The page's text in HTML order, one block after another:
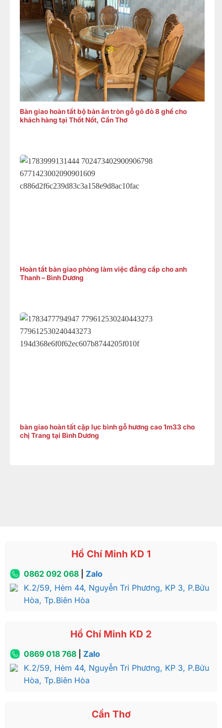
Bàn giao hoàn tất bộ bàn ăn tròn gỗ gõ đỏ 8 ghế cho
khách hàng tại Thốt Nốt, Cần Thơ
Hoàn tất bàn giao phòng làm việc đẳng cấp cho anh
Thanh – Bình Dương
bàn giao hoàn tất cặp lục bình gỗ hương cao 1m33 cho
chị Trang tại Bình Dương
Hồ Chí Minh KD 1
0862 092 068| Zalo
K.2/59, Hẻm 44, Nguyễn Tri Phương, KP 3, P.Bửu
Hòa, Tp.Biên Hòa
Hồ Chí Minh KD 2
0869 018 768| Zalo
K.2/59, Hẻm 44, Nguyễn Tri Phương, KP 3, P.Bửu
Hòa, Tp.Biên Hòa
Cần Thơ